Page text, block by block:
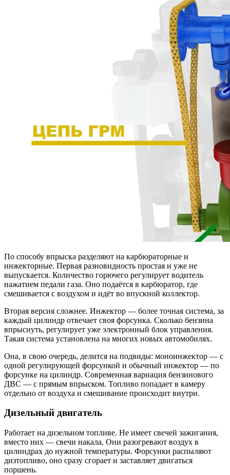
По способу впрыска разделяют на карбюраторные и
инжекторные. Первая разновидность простая и уже не
выпускается. Количество горючего регулирует водитель
нажатием педали газа. Оно подаётся в карбюратор, где
смешивается с воздухом и идёт во впускной коллектор.
Вторая версия сложнее. Инжектор — более точная система, за
каждый цилиндр отвечает своя форсунка. Сколько бензина
впрыснуть, регулирует уже электронный блок управления.
Такая система установлена на многих новых автомобилях.
Она, в свою очередь, делится на подвиды: моноинжектор — с
одной регулирующей форсункой и обычный инжектор — по
форсунке на цилиндр. Современная вариация бензинового
ДВС — с прямым впрыском. Топливо попадает в камеру
отдельно от воздуха и смешивание происходит внутри.
Дизельный двигатель
Работает на дизельном топливе. Не имеет свечей зажигания,
вместо них — свечи накала. Они разогревают воздух в
цилиндрах до нужной температуры. Форсунки распыляют
дизтопливо, оно сразу сгорает и заставляет двигаться
поршень.